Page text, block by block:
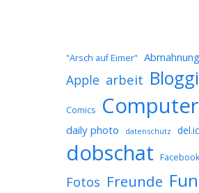
"Arsch auf Eimer"
Apple arbeit
Comics
daily photo datenschutz
dobschat
Fotos Freunde Fun